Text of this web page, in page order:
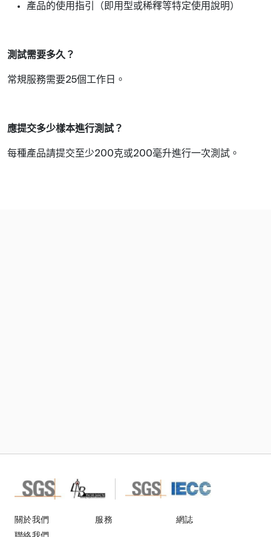
產品的使用指引（即用型或稀釋等特定使用說明）
測試需要多久？
常規服務需要25個工作日。
應提交多少樣本進行測試？
每種產品請提交至少200克或200毫升進行一次測試。
關於我們 服務
網誌